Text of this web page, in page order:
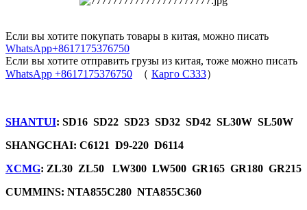
Если вы хотите покупать товары в китая, можно писать
WhatsApp+8617175376750
Если вы хотите отправить грузы из китая, тоже можно писать
WhatsApp +8617175376750 （ Карго C333）
SHANTUI: SD16 SD22 SD23 SD32 SD42 SL30W SL50W
SHANGCHAI: C6121 D9-220 D6114
XCMG: ZL30 ZL50 LW300 LW500 GR165 GR180 GR215
CUMMINS: NTA855C280 NTA855C360